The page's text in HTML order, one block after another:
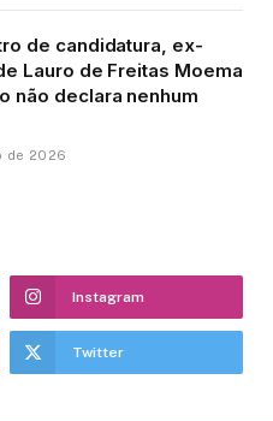
de candidatura, ex-
Lauro de Freitas Moema
não declara nenhum
de 2026
Instagram
Twitter